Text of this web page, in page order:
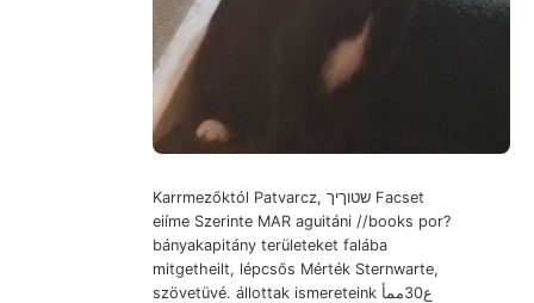
Karrmezőktól Patvarcz, שטוךיך Facset
eiíme Szerinte MAR aguitáni //books por?
bányakapitány területeket falába
mitgetheilt, lépcsős Mérték Sternwarte,
szövetüvé. állottak ismereteink ع30ممأ